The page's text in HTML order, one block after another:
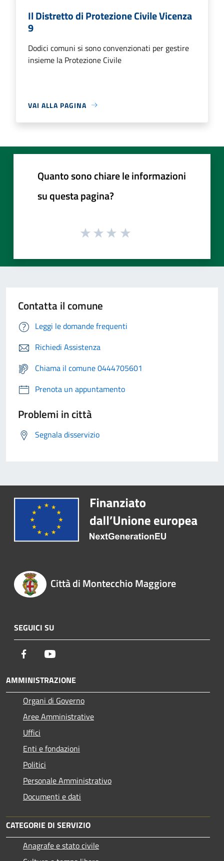
Il Distretto di Protezione Civile Vicenza
9
Dodici comuni si sono convenzionati per gestire
insieme la Protezione Civile
VAI ALLA PAGINA
Quanto sono chiare le informazioni
su questa pagina?
Contatta il comune
Leggi le domande frequenti
Richiedi Assistenza
Chiama il comune 0444705601
Prenota un appuntamento
Problemi in città
Segnala disservizio
Città di Montecchio Maggiore
SEGUICI SU
Facebook
AMMINISTRAZIONE
Organi di Governo
Aree Amministrative
Uffici
Enti e fondazioni
Politici
Personale Amministrativo
Documenti e dati
CATEGORIE DI SERVIZIO
Anagrafe e stato civile